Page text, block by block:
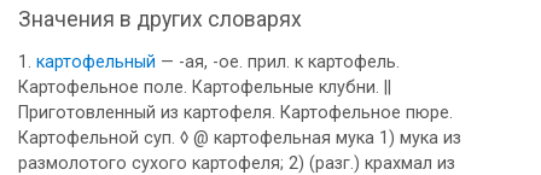
Значения в других словарях
картофельный — -ая, -ое. прил. к картофель.
Картофельное поле. Картофельные клубни. ||
Приготовленный из картофеля. Картофельное пюре.
Картофельной суп. ◊ @ картофельная мука 1) мука из
размолотого сухого картофеля; 2) (разг.) крахмал из